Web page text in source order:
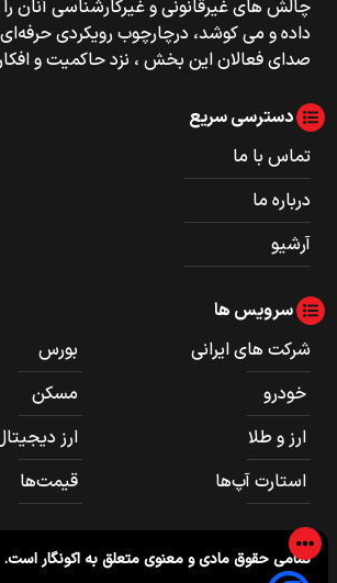
چالش های غیرقانونی و غیرکارشناسی آنان را
داده و می کوشد، درچارچوب رویکردی حرفه‌ای،
صدای فعالان این بخش ، نزد حاکمیت و
دسترسی سریع
تماس با ما
درباره ما
آرشیو
سرویس ها
شرکت های ایرانی
بورس
خودرو
مسکن
ارز و طلا
ارز
استارت آپ‌ها
قیمت‌ها
تمامی حقوق مادی و معنوی متعلق به اکونگاراست.